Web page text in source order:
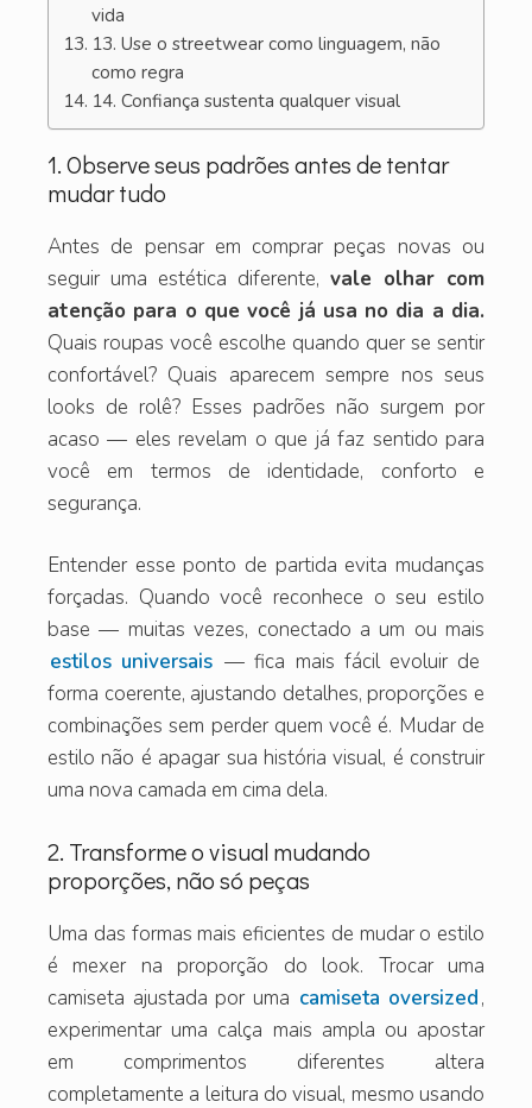
vida
13. Use o streetwear como linguagem, não
como regra
14. Confiança sustenta qualquer visual
1. Observe seus padrões antes de tentar
mudar tudo
Antes de pensar em comprar peças novas ou
seguir uma estética diferente, vale olhar com
atenção para o que você já usa no dia a dia.
Quais roupas você escolhe quando quer se sentir
confortável? Quais aparecem sempre nos seus
looks de rolê? Esses padrões não surgem por
acaso — eles revelam o que já faz sentido para
você em termos de identidade, conforto e
segurança.
Entender esse ponto de partida evita mudanças
forçadas. Quando você reconhece o seu estilo
base — muitas vezes, conectado a um ou mais
estilos universais — fica mais fácil evoluir de
forma coerente, ajustando detalhes, proporções e
combinações sem perder quem você é. Mudar de
estilo não é apagar sua história visual, é construir
uma nova camada em cima dela.
2. Transforme o visual mudando
proporções, não só peças
Uma das formas mais eficientes de mudar o estilo
é mexer na proporção do look. Trocar uma
camiseta ajustada por uma camiseta oversized,
experimentar uma calça mais ampla ou apostar
em comprimentos diferentes altera
completamente a leitura do visual, mesmo usando